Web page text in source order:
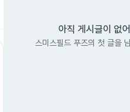
아직 게시글이 없
스미스필드 푸즈의 첫 글을